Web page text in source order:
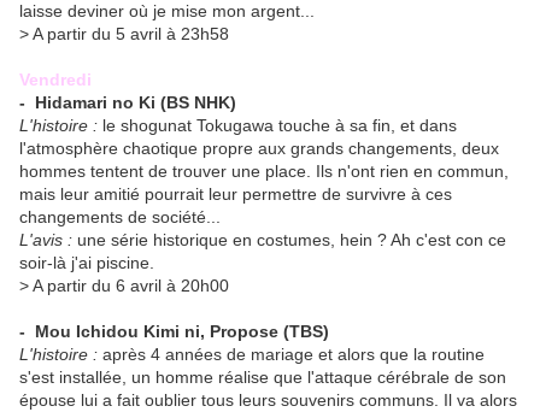
laisse deviner où je mise mon argent...
> A partir du 5 avril à 23h58
Vendredi
- Hidamari no Ki (BS NHK)
L'histoire : le shogunat Tokugawa touche à sa fin, et dans
l'atmosphère chaotique propre aux grands changements, deux
hommes tentent de trouver une place. Ils n'ont rien en commun,
mais leur amitié pourrait leur permettre de survivre à ces
changements de société...
L'avis : une série historique en costumes, hein ? Ah c'est con ce
soir-là j'ai piscine.
> A partir du 6 avril à 20h00
- Mou Ichidou Kimi ni, Propose (TBS)
L'histoire : après 4 années de mariage et alors que la routine
s'est installée, un homme réalise que l'attaque cérébrale de son
épouse lui a fait oublier tous leurs souvenirs communs. Il va alors